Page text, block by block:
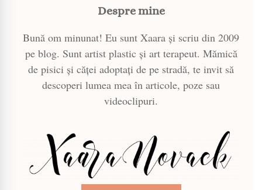
Despre mine
Bună om minunat! Eu sunt Xaara și scriu din 2009
pe blog. Sunt artist plastic și art terapeut. Mămică
de pisici și căței adoptați de pe stradă, te invit să
descoperi lumea mea în articole, poze sau
videoclipuri.